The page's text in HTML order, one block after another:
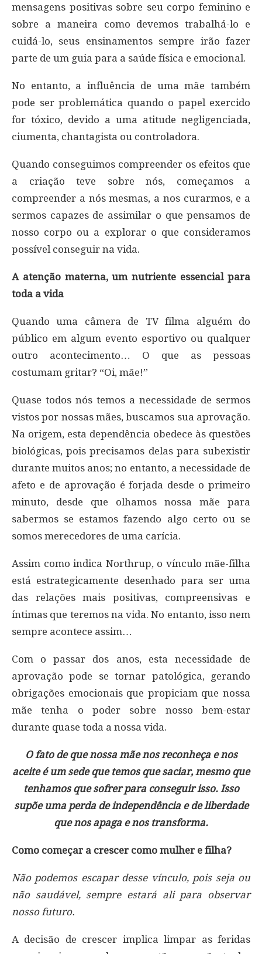
mensagens positivas sobre seu corpo feminino e
sobre a maneira como devemos trabalhá-lo e
cuidá-lo, seus ensinamentos sempre irão fazer
parte de um guia para a saúde física e emocional.
No entanto, a influência de uma mãe também
pode ser problemática quando o papel exercido
for tóxico, devido a uma atitude negligenciada,
ciumenta, chantagista ou controladora.
Quando conseguimos compreender os efeitos que
a criação teve sobre nós, começamos a
compreender a nós mesmas, a nos curarmos, e a
sermos capazes de assimilar o que pensamos de
nosso corpo ou a explorar o que consideramos
possível conseguir na vida.
A atenção materna, um nutriente essencial para
toda a vida
Quando uma câmera de TV filma alguém do
público em algum evento esportivo ou qualquer
outro acontecimento… O que as pessoas
costumam gritar? “Oi, mãe!”
Quase todos nós temos a necessidade de sermos
vistos por nossas mães, buscamos sua aprovação.
Na origem, esta dependência obedece às questões
biológicas, pois precisamos delas para subexistir
durante muitos anos; no entanto, a necessidade de
afeto e de aprovação é forjada desde o primeiro
minuto, desde que olhamos nossa mãe para
sabermos se estamos fazendo algo certo ou se
somos merecedores de uma carícia.
Assim como indica Northrup, o vínculo mãe-filha
está estrategicamente desenhado para ser uma
das relações mais positivas, compreensivas e
íntimas que teremos na vida. No entanto, isso nem
sempre acontece assim…
Com o passar dos anos, esta necessidade de
aprovação pode se tornar patológica, gerando
obrigações emocionais que propiciam que nossa
mãe tenha o poder sobre nosso bem-estar
durante quase toda a nossa vida.
O fato de que nossa mãe nos reconheça e nos
aceite é um sede que temos que saciar, mesmo que
tenhamos que sofrer para conseguir isso. Isso
supõe uma perda de independência e de liberdade
que nos apaga e nos transforma.
Como começar a crescer como mulher e filha?
Não podemos escapar desse vínculo, pois seja ou
não saudável, sempre estará ali para observar
nosso futuro.
A decisão de crescer implica limpar as feridas